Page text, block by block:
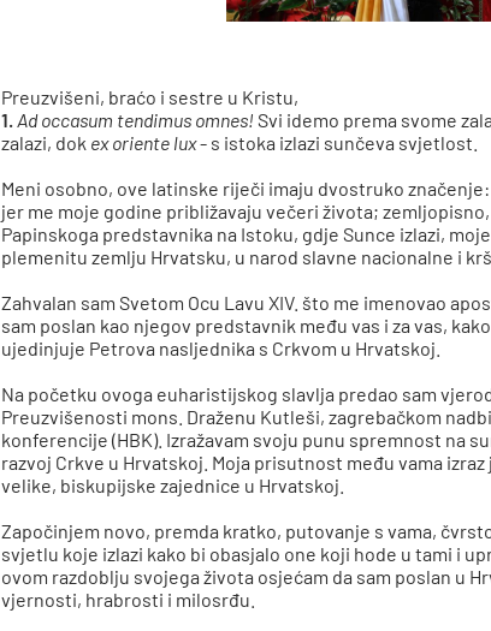
Preuzvišeni, braćo i sestre u Kristu,
1.Ad occasum tendimus omnes! Svi idemo prema svome
zalazi, dok ex oriente lux- s istoka izlazi sunčeva svjetlost.
Meni osobno, ove latinske riječi imaju dvostruko
jer me moje godine približavaju večeri života;
Papinskoga predstavnika na Istoku, gdje Sunce izlazi,
plemenitu zemlju Hrvatsku, u narod slavne nacionalne i
Zahvalan sam Svetom Ocu Lavu XIV. što me imenovao
sam poslan kao njegov predstavnik među vas i za vas,
ujedinjuje Petrova nasljednika s Crkvom u Hrvatskoj.
Na početku ovoga euharistijskog slavlja predao sam
Preuzvišenosti mons. Draženu Kutleši, zagrebačkom
konferencije (HBK). Izražavam svoju punu spremnost na
razvoj Crkve u Hrvatskoj. Moja prisutnost među vama
velike, biskupijske zajednice u Hrvatskoj.
Započinjem novo, premda kratko, putovanje s vama,
svjetlu koje izlazi kako bi obasjalo one koji hode u tami i
ovom razdoblju svojega života osjećam da sam poslan u
vjernosti, hrabrosti i milosrđu.